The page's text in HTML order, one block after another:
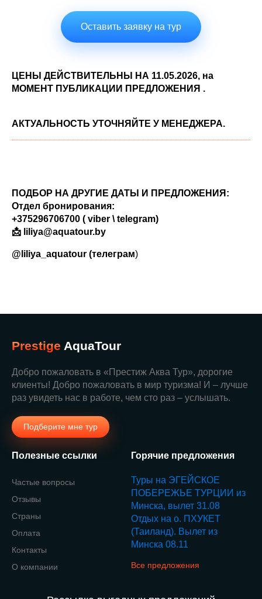
Оставить заявку на тур
ЦЕНЫ ДЕЙСТВИТЕЛЬНЫ НА 11.05.2026, на
МОМЕНТ ПУБЛИКАЦИИ ПРЕДЛОЖЕНИЯ .
АКТУАЛЬНОСТЬ УТОЧНЯЙТЕ У МЕНЕДЖЕРА.
ПОДБОР НА ДРУГИЕ ДАТЫ И ПРЕДЛОЖЕНИЯ:
Отдел бронирования:
+375296706700 ( viber \ telegram)
📩 liliya@aquatour.by
@liliya_aquatour (телеграм)
Prestige AquaTour
Добро пожаловать в «Престиж Аква Тур», дорогие
клиенты! Добро пожаловать в мир туризма! И – лучше
раз увидеть нас в работе, чем сто раз – услышать.
Подберите мне тур
Полезные ссылки
Частые вопросы
Отзывы
Страны
Оплата
Контакты
О компании
Горячие предложения
Туры на ЭГЕЙСКОЕ
ПОБЕРЕЖЬЕ ТУРЦИИ из
Минска, вылет 31.08
Отдых на о. ПХУКЕТ
(Таиланд). Вылет из
Минска 08.11
Все предложения